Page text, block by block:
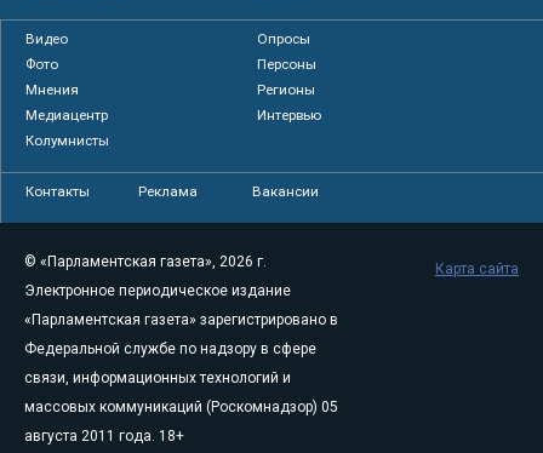
Видео
Опросы
Фото
Персоны
Мнения
Регионы
Медиацентр
Интервью
Колумнисты
Контакты Реклама Вакансии
© «Парламентская газета», 2026 г.
Электронное периодическое издание
«Парламентская газета» зарегистрировано в
Федеральной службе по надзору в сфере
связи, информационных технологий и
массовых коммуникаций (Роскомнадзор) 05
августа 2011 года. 18+
Карта сайта